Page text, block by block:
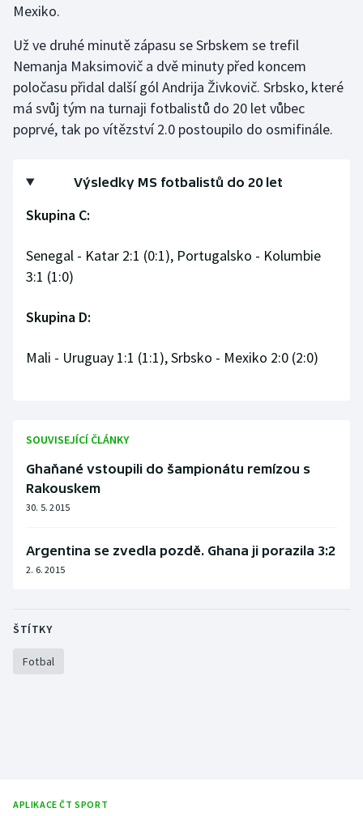
Lyže a snowboard
Moderní pětiboj
Olympijské hry
Parasport
Plavání
Sportovní střelba
Triatlon
Mexiko.
Už ve druhé minutě zápasu se Srbskem se trefil
Nemanja Maksimovič a dvě minuty před koncem
poločasu přidal další gól Andrija Živkovič. Srbsko, které
má svůj tým na turnaji fotbalistů do 20 let vůbec
poprvé, tak po vítězství 2.0 postoupilo do osmifinále.
Výsledky MS fotbalistů do 20 let
Skupina C:
Senegal - Katar 2:1 (0:1), Portugalsko - Kolumbie
3:1 (1:0)
Skupina D:
Mali - Uruguay 1:1 (1:1), Srbsko - Mexiko 2:0 (2:0)
SOUVISEJÍCÍ ČLÁNKY
Ghaňané vstoupili do šampionátu remízou s
Rakouskem
30. 5. 2015
Argentina se zvedla pozdě. Ghana ji porazila 3:2
2. 6. 2015
ŠTÍTKY
Fotbal
APLIKACE ČT SPORT